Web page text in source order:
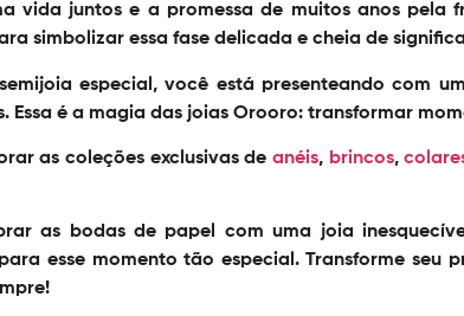
vida juntos e a promessa de muitos anos pela
simbolizar essa fase delicada e cheia de
especial, você está presenteando com
Essa é a magia das joias Orooro: transformar
as coleções exclusivas de anéis, brincos,
as bodas de papel com uma joia
esse momento tão especial. Transforme seu